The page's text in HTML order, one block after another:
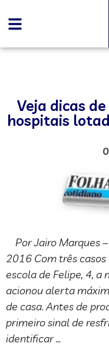
Veja dicas
hospitais
Por Jairo Marques
2016 Com três
escola de Felipe, 4, a
acionou alerta
de casa. Antes de
primeiro sinal de
identificar …